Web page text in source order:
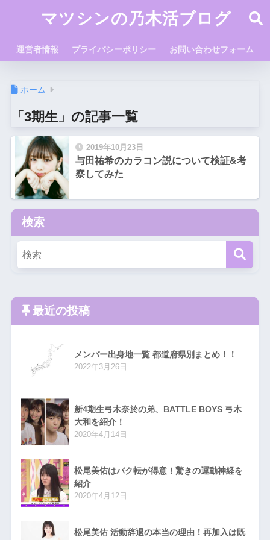
マツシンの乃木活ブログ
運営者情報 プライバシーポリシー お問い合わせフォーム
ホーム
「3期生」の記事一覧
2019年10月23日
与田祐希のカラコン説について検証&考
察してみた
検索
最近の投稿
メンバー出身地一覧 都道府県別まとめ！！
2022年3月26日
新4期生弓木奈於の弟、BATTLE BOYS 弓木
大和を紹介！
2020年4月14日
松尾美佑はバク転が得意！驚きの運動神経を
紹介
2020年4月12日
松尾美佑 活動辞退の本当の理由！再加入は既